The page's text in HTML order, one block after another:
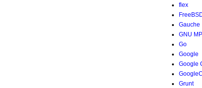
flex
Gauche
GNU
Go
Google
Google
Grunt